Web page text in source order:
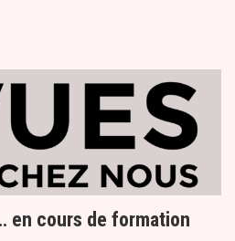
en cours de formation